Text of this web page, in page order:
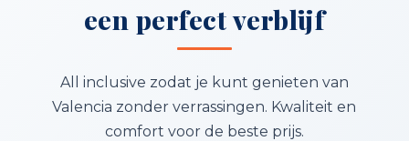
een perfect verblijf
All inclusive zodat je kunt genieten van
Valencia zonder verrassingen. Kwaliteit en
comfort voor de beste prijs.